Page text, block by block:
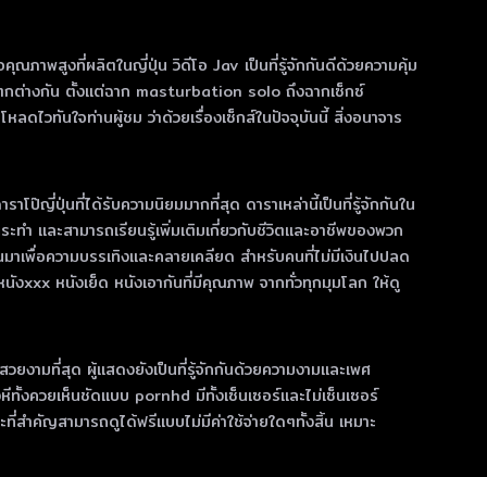
คุณภาพสูงที่ผลิตในญี่ปุ่น วิดีโอ Jav เป็นที่รู้จักกันดีด้วยความคุ้ม
กต่างกัน ตั้งแต่ฉาก masturbation solo ถึงฉากเซ็กซ์
ไวทันใจท่านผู้ชม ว่าด้วยเรื่องเซ็กส์ในปัจจุบันนี้ สิ่งอนาจาร
าโป๊ญี่ปุ่นที่ได้รับความนิยมมากที่สุด ดาราเหล่านี้เป็นที่รู้จักกันใน
ทํา และสามารถเรียนรู้เพิ่มเติมเกี่ยวกับชีวิตและอาชีพของพวก
าเพื่อความบรรเทิงและคลายเคลียด สำหรับคนที่ไม่มีเงินไปปลด
งxxx หนังเย็ด หนังเอากันที่มีคุณภาพ จากทั่วทุกมุมโลก ให้ดู
ยงามที่สุด ผู้แสดงยังเป็นที่รู้จักกันด้วยความงามและเพศ
งควยเห็นชัดแบบ pornhd มีทั้งเซ็นเซอร์และไม่เซ็นเซอร์
สำคัญสามารถดูได้ฟรีแบบไม่มีค่าใช้จ่ายใดๆทั้งสิ้น เหมาะ